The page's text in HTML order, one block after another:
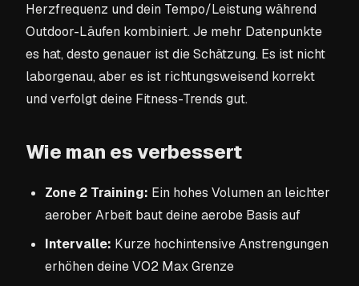
Herzfrequenz und dein Tempo/Leistung während
Outdoor-Läufen kombiniert. Je mehr Datenpunkte
es hat, desto genauer ist die Schätzung. Es ist nicht
laborgenau, aber es ist richtungsweisend korrekt
und verfolgt deine Fitness-Trends gut.
Wie man es verbessert
Zone 2 Training: Ein hohes Volumen an leichter
aerober Arbeit baut deine aerobe Basis auf
Intervalle: Kurze hochintensive Anstrengungen
erhöhen deine VO2 Max Grenze